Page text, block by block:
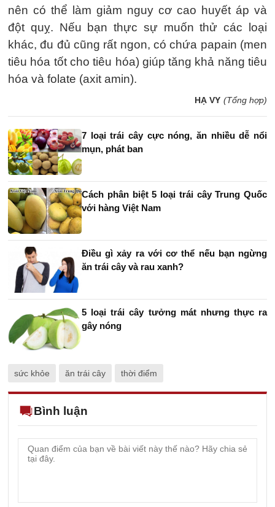
nên có thể làm giảm nguy cơ cao huyết áp và
đột quỵ. Nếu bạn thực sự muốn thử các loại
khác, đu đủ cũng rất ngon, có chứa papain (men
tiêu hóa tốt cho tiêu hóa) giúp tăng khả năng tiêu
hóa và folate (axit amin).
HẠ VY (Tổng hợp)
7 loại trái cây cực nóng, ăn nhiều dễ nổi
mụn, phát ban
Cách phân biệt 5 loại trái cây Trung Quốc
với hàng Việt Nam
Điều gì xảy ra với cơ thể nếu bạn ngừng
ăn trái cây và rau xanh?
5 loại trái cây tưởng mát nhưng thực ra
gây nóng
sức khỏe ăn trái cây thời điểm
Bình luận